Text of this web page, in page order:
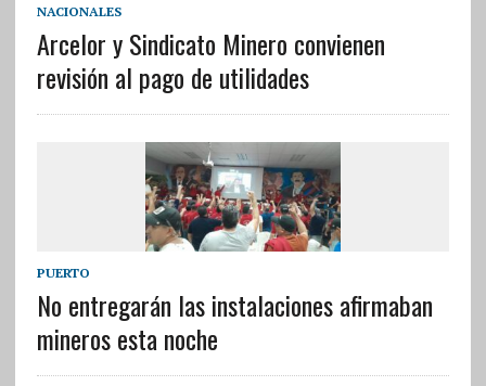
NACIONALES
Arcelor y Sindicato Minero convienen
revisión al pago de utilidades
PUERTO
No entregarán las instalaciones afirmaban
mineros esta noche